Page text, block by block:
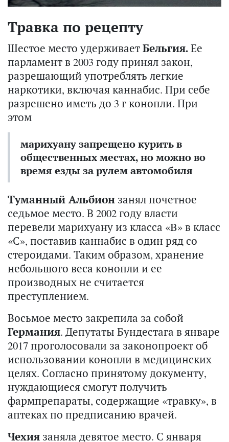
Травка по рецепту
Шестое место удерживаетБельгия.Ее
парламент в 2003 году принял закон,
разрешающий употреблять легкие
наркотики, включая каннабис. При себе
разрешено иметь до 3 г конопли. При
этом
марихуану запрещено курить в
общественных местах, но можно во
время езды за рулем автомобиля
Туманный Альбион занял почетное
седьмое место. В 2002 году власти
перевели марихуану из класса «B» в класс
«С», поставив каннабис в один ряд со
стероидами. Таким образом, хранение
небольшого веса конопли и ее
производных не считается
преступлением.
Восьмое место закрепила за собой
Германия. Депутаты Бундестага в январе
2017 проголосовали за законопроект об
использовании конопли в медицинских
целях. Согласно принятому документу,
нуждающиеся смогут получить
фармпрепараты, содержащие «травку», в
аптеках по предписанию врачей.
Чехия заняла девятое место. С января